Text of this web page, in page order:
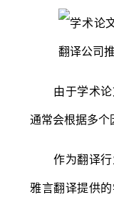
由于学术论
通常会根据多个
作为翻译行
雅言翻译提供